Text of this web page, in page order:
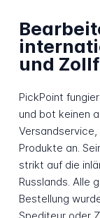
und
PickPoint
und bot keinen
Produkte an.
strikt auf die
Russlands. Alle
Bestellung